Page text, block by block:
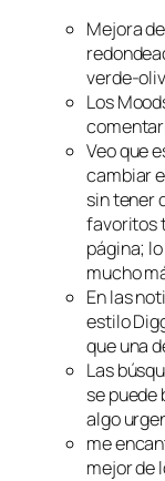
Mejora
verde-
Los
Veo que
cambiar
sin tener
favoritos
página;
mucho
En las
estilo
que una
Las
se puede
algo
me
mejor de